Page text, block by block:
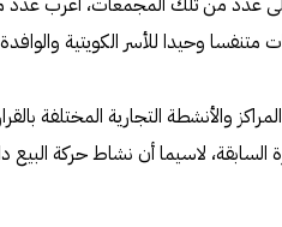
متنفسا وحيدا للأسر الكويتية
والأنشطة التجارية المختلفة
السابقة، لاسيما أن نشاط حركة